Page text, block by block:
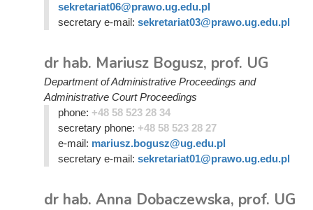
sekretariat06@prawo.ug.edu.pl
secretary e-mail: sekretariat03@prawo.ug.edu.pl
dr hab. Mariusz Bogusz, prof. UG
Department of Administrative Proceedings and
Administrative Court Proceedings
phone: +48 58 523 28 34
secretary phone: +48 58 523 28 27
e-mail: mariusz.bogusz@ug.edu.pl
secretary e-mail: sekretariat01@prawo.ug.edu.pl
dr hab. Anna Dobaczewska, prof. UG